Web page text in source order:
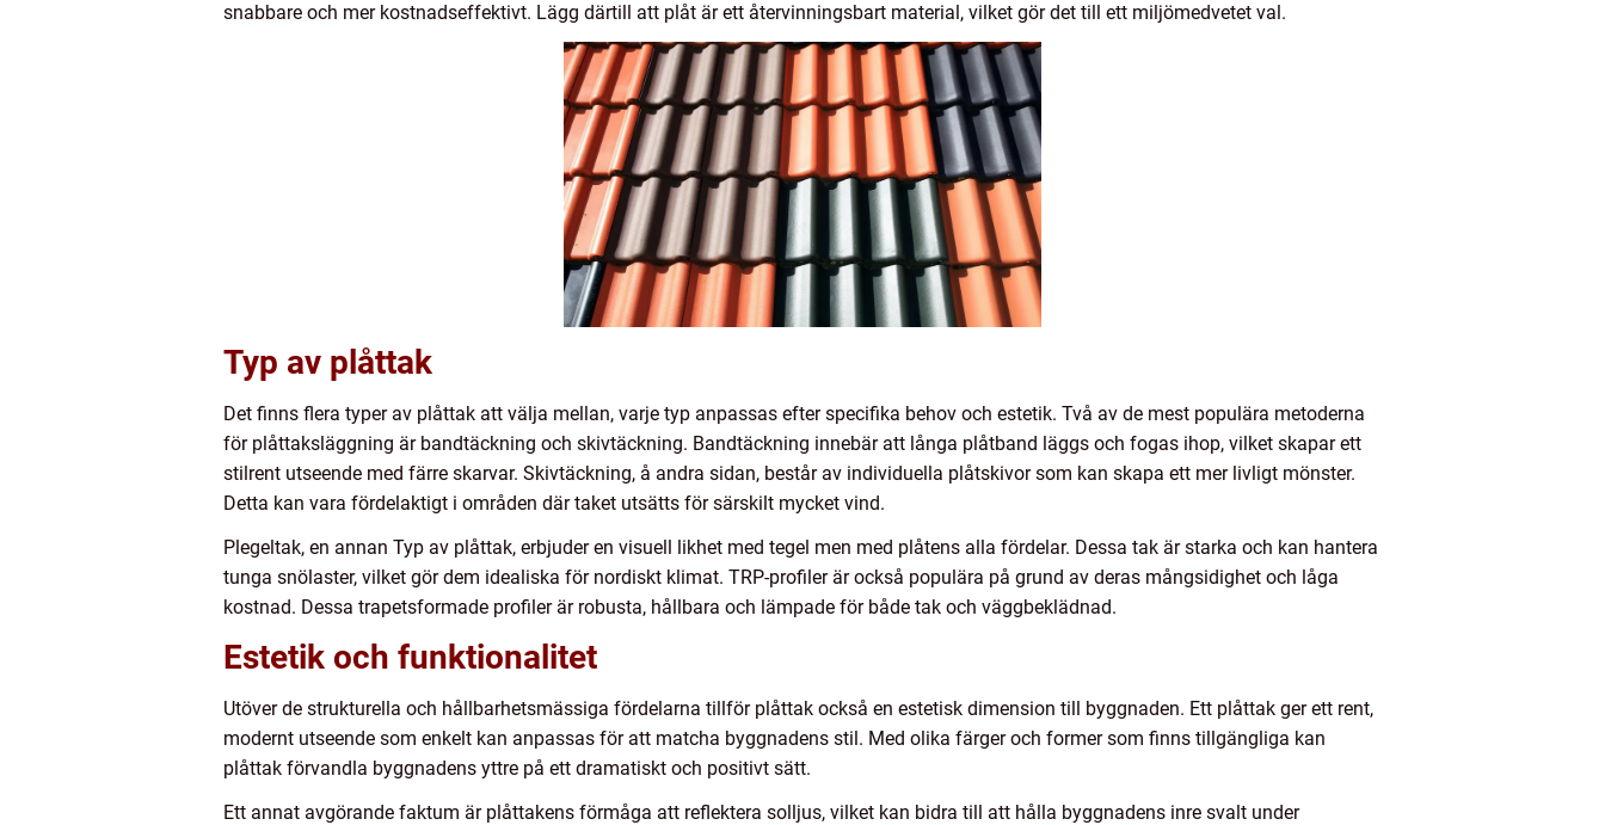
snabbare och mer kostnadseffektivt. Lägg därtill att plåt är ett återvinningsbart material, vilket gör det till ett miljömedvetet val.
Typ av plåttak
Det finns flera typer av plåttak att välja mellan, varje typ anpassas efter specifika behov och estetik. Två av de mest populära metoderna
för plåttaksläggning är bandtäckning och skivtäckning. Bandtäckning innebär att långa plåtband läggs och fogas ihop, vilket skapar ett
stilrent utseende med färre skarvar. Skivtäckning, å andra sidan, består av individuella plåtskivor som kan skapa ett mer livligt mönster.
Detta kan vara fördelaktigt i områden där taket utsätts för särskilt mycket vind.
Plegeltak, en annan Typ av plåttak, erbjuder en visuell likhet med tegel men med plåtens alla fördelar. Dessa tak är starka och kan hantera
tunga snölaster, vilket gör dem idealiska för nordiskt klimat. TRP-profiler är också populära på grund av deras mångsidighet och låga
kostnad. Dessa trapetsformade profiler är robusta, hållbara och lämpade för både tak och väggbeklädnad.
Estetik och funktionalitet
Utöver de strukturella och hållbarhetsmässiga fördelarna tillför plåttak också en estetisk dimension till byggnaden. Ett plåttak ger ett rent,
modernt utseende som enkelt kan anpassas för att matcha byggnadens stil. Med olika färger och former som finns tillgängliga kan
plåttak förvandla byggnadens yttre på ett dramatiskt och positivt sätt.
Ett annat avgörande faktum är plåttakens förmåga att reflektera solljus, vilket kan bidra till att hålla byggnadens inre svalt under